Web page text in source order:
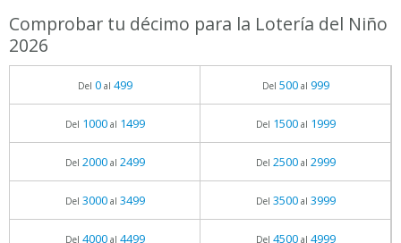
Comprobar tu décimo para la Lotería del Niño
2026
Del 0al 499 Del 500al 999
Del 1000al 1499 Del 1500al 1999
Del 2000al 2499 Del 2500al 2999
Del 3000al 3499 Del 3500al 3999
Del 4000al 4499 Del 4500al 4999